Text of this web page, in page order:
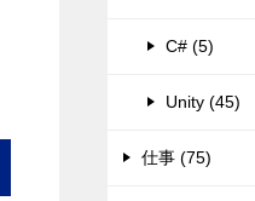
C# (5)
Unity (45)
仕事 (75)